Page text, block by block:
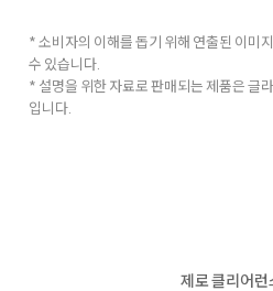
* 소비자의 이해를 돕기 위해 연출된 이미
수 있습니다.
* 설명을 위한 자료로 판매되는 제품은 글
입니다.
제로 클리어런